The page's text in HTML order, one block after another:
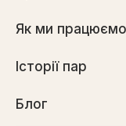
Як ми працюємо
Історії пар
Блог